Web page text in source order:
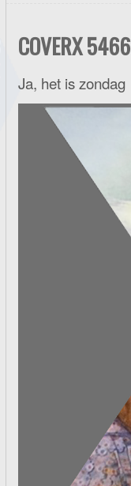
COVERX
Ja, het is zondag